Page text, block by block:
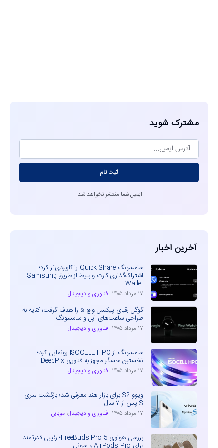
مشترک شوید
ثبت نام
ایمیل شما منتشر نخواهد شد.
آخرین اخبار
سامسونگ Quick Share را کاربردی‌تر کرد؛
اشتراک‌گذاری کارت و بلیط از طریق Samsung
Wallet
۱۷ مرداد ۱۴۰۵ فناوری و دیجیتال
گوگل رقبای پیکسل واچ ۵ را هدف گرفت؛ کنایه به
طراحی ساعت‌های اپل و سامسونگ
۱۷ مرداد ۱۴۰۵ فناوری و دیجیتال
سامسونگ از ISOCELL HPC رونمایی کرد؛
نخستین حسگر مجهز به فناوری DeepPix
۱۷ مرداد ۱۴۰۵ فناوری و دیجیتال
ویوو S2 برای بازار هند معرفی شد؛ بازگشت سری
S پس از ۷ سال
۱۷ مرداد ۱۴۰۵ فناوری و دیجیتال، موبایل
بررسی هواوی FreeBuds Pro 5؛ رقیبی قدرتمند
برای AirPods Pro و سونی